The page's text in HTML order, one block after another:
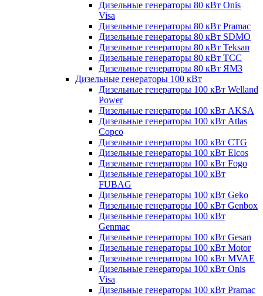
Дизельные генераторы 80 кВт Onis
Visa
Дизельные генераторы 80 кВт Pramac
Дизельные генераторы 80 кВт SDMO
Дизельные генераторы 80 кВт Teksan
Дизельные генераторы 80 кВт ТСС
Дизельные генераторы 80 кВт ЯМЗ
Дизельные генераторы 100 кВт
Дизельные генераторы 100 кВт Welland
Power
Дизельные генераторы 100 кВт AKSA
Дизельные генераторы 100 кВт Atlas
Copco
Дизельные генераторы 100 кВт CTG
Дизельные генераторы 100 кВт Elcos
Дизельные генераторы 100 кВт Fogo
Дизельные генераторы 100 кВт
FUBAG
Дизельные генераторы 100 кВт Geko
Дизельные генераторы 100 кВт Genbox
Дизельные генераторы 100 кВт
Genmac
Дизельные генераторы 100 кВт Gesan
Дизельные генераторы 100 кВт Motor
Дизельные генераторы 100 кВт MVAE
Дизельные генераторы 100 кВт Onis
Visa
Дизельные генераторы 100 кВт Pramac